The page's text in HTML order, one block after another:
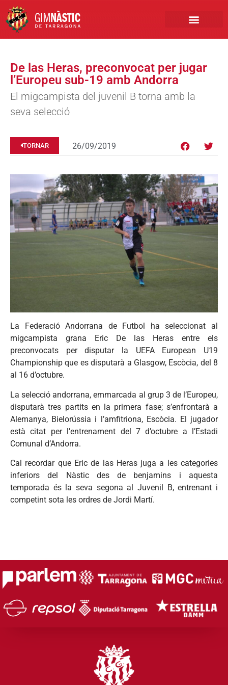
De las Heras, preconvocat per jugar
l’Europeu sub-19 amb Andorra
El migcampista del juvenil B torna amb la
seva selecció
TORNAR 26/09/2019
La Federació Andorrana de Futbol ha seleccionat al
migcampista grana Eric De las Heras entre els
preconvocats per disputar la UEFA European U19
Championship que es disputarà a Glasgow, Escòcia, del 8
al 16 d’octubre.
La selecció andorrana, emmarcada al grup 3 de l’Europeu,
disputarà tres partits en la primera fase; s’enfrontarà a
Alemanya, Bielorússia i l’amfitriona, Escòcia. El jugador
està citat per l’entrenament del 7 d’octubre a l’Estadi
Comunal d’Andorra.
Cal recordar que Eric de las Heras juga a les categories
inferiors del Nàstic des de benjamins i aquesta
temporada és la seva segona al Juvenil B, entrenant i
competint sota les ordres de Jordi Martí.